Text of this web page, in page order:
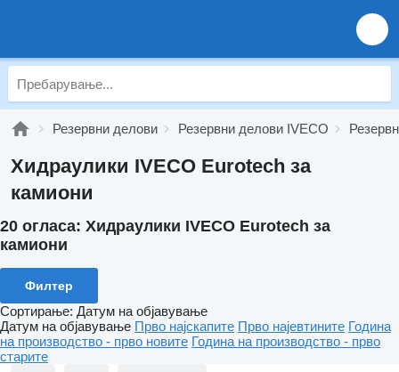
Резервни делови Резервни делови IVECO
Хидраулики IVECO Eurotech за
камиони
20 огласа: Хидраулики IVECO Eurotech за
камиони
Филтер
Сортирање: Датум на објавување
Датум на објавување Прво најскапите Прво најевтините Година
на производство - прво новите Година на производство - прво
старите